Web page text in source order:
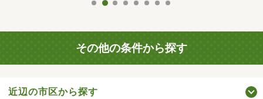
その他の条件から探す
近辺の市区から探す